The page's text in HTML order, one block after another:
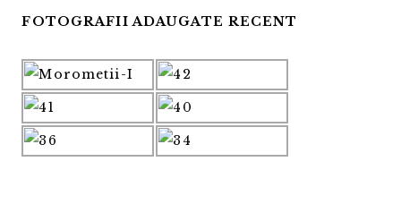
FOTOGRAFII ADAUGATE RECENT